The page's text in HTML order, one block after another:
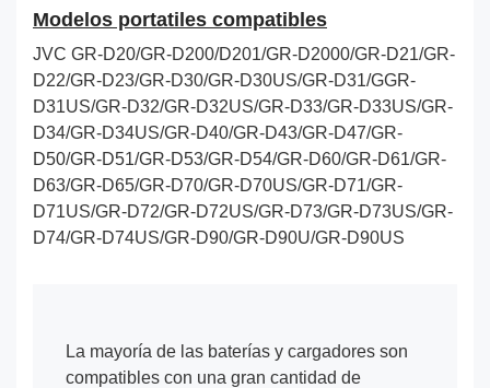
Modelos portatiles compatibles
JVC GR-D20/GR-D200/D201/GR-D2000/GR-D21/GR-
D22/GR-D23/GR-D30/GR-D30US/GR-D31/GGR-
D31US/GR-D32/GR-D32US/GR-D33/GR-D33US/GR-
D34/GR-D34US/GR-D40/GR-D43/GR-D47/GR-
D50/GR-D51/GR-D53/GR-D54/GR-D60/GR-D61/GR-
D63/GR-D65/GR-D70/GR-D70US/GR-D71/GR-
D71US/GR-D72/GR-D72US/GR-D73/GR-D73US/GR-
D74/GR-D74US/GR-D90/GR-D90U/GR-D90US
La mayoría de las baterías y cargadores son
compatibles con una gran cantidad de